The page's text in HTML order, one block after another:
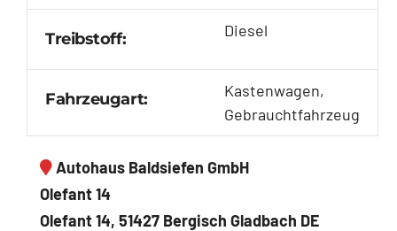
Treibstoff: Diesel
Fahrzeugart:
Kastenwagen,
Gebrauchtfahrzeug
Autohaus Baldsiefen GmbH
Olefant 14
Olefant 14, 51427 Bergisch Gladbach DE